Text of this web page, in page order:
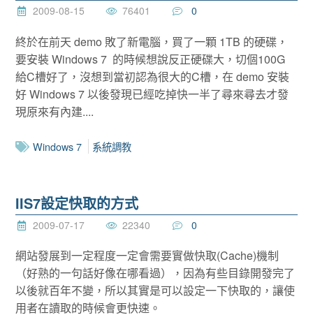
2009-08-15 76401 0
終於在前天 demo 敗了新電腦，買了一顆 1TB 的硬碟，
要安裝 Windows 7 的時候想說反正硬碟大，切個100G
給C槽好了，沒想到當初認為很大的C槽，在 demo 安裝
好 Windows 7 以後發現已經吃掉快一半了尋來尋去才發
現原來有內建....
Windows 7 系統調教
IIS7設定快取的方式
2009-07-17 22340 0
網站發展到一定程度一定會需要實做快取(Cache)機制
（好熟的一句話好像在哪看過），因為有些目錄開發完了
以後就百年不變，所以其實是可以設定一下快取的，讓使
用者在讀取的時候會更快速。